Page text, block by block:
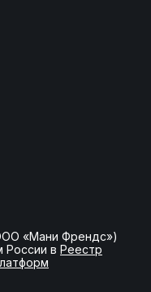
«Мани Френдс»)
России в Реестр